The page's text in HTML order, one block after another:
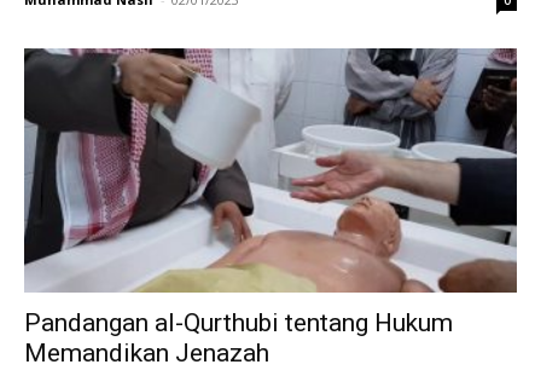
Pandangan al-Qurthubi tentang Hukum
Memandikan Jenazah